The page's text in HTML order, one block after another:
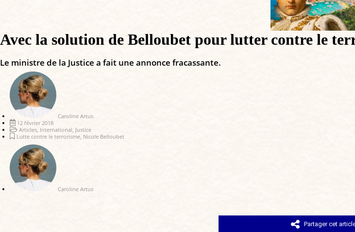
Avec la solution de Belloubet pour lutter contre le
Le ministre de la Justice a fait une annonce fracassante.
Caroline Artus
12 février 2018
Articles International Justice
Lutte contre le terrorisme Nicole Belloubet
Caroline Artus
Partager cet